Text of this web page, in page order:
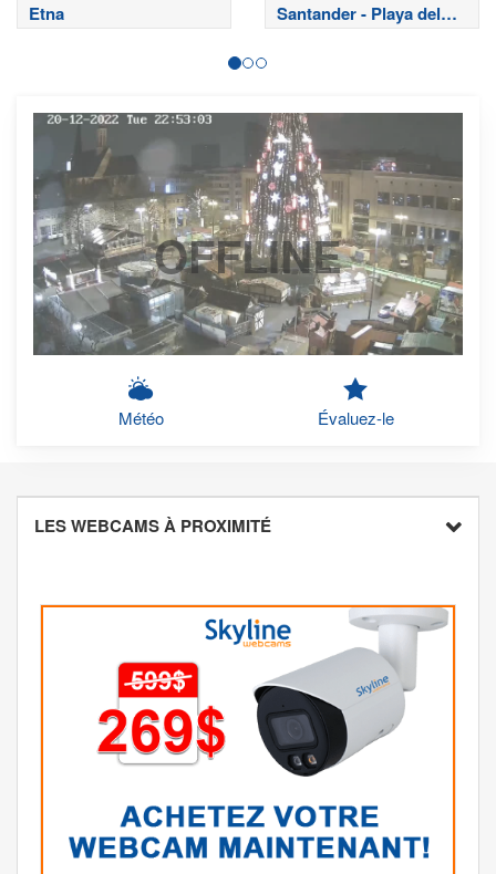
Etna
Santander - Playa del
Sardinero
OFFLINE
Météo Évaluez-le
LES WEBCAMS À PROXIMITÉ